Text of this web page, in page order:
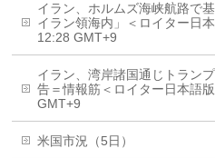
イラン、ホルムズ海峡航路で
イラン領海内」＜ロイター日
12:28 GMT+9
イラン、湾岸諸国通じトラン
告＝情報筋＜ロイター日本語
GMT+9
米国市況（5日）